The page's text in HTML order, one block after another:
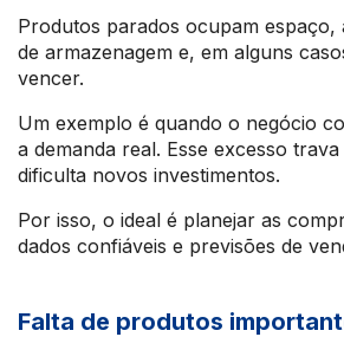
Produtos parados ocupam espaço,
de armazenagem e, em alguns
vencer.
Um exemplo é quando o negócio
a demanda real. Esse excesso
dificulta novos investimentos.
Por isso, o ideal é planejar as
dados confiáveis e previsões de
Falta de produtos